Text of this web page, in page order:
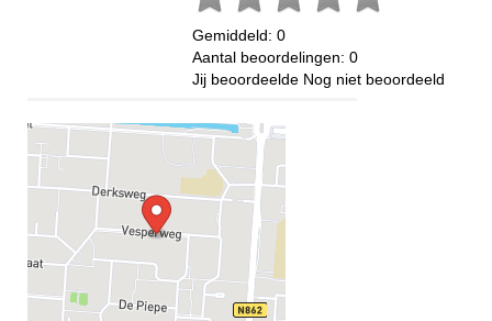
Gemiddeld: 0
Aantal beoordelingen: 0
Jij beoordeelde Nog niet beoordeeld